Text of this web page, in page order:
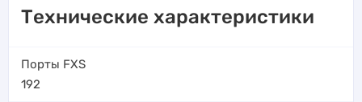
Технические характеристики
Порты FXS
192